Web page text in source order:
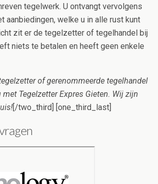
tegelwerk. U ontvangt vervolgens
aanbiedingen, welke u in alle rust kunt
zit er de tegelzetter of tegelhandel bij
niets te betalen en heeft geen enkele
of gerenommeerde tegelhandel
Tegelzetter Expres Gieten. Wij zijn
[/two_third] [one_third_last]